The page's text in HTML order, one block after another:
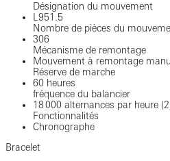
Désignation du mouvement
L951.5
Nombre de pièces du
306
Mécanisme de remontage
Mouvement à remontage
Réserve de marche
60 heures
fréquence du balancier
18 000 alternances par heure
Fonctionnalités
Chronographe
Bracelet